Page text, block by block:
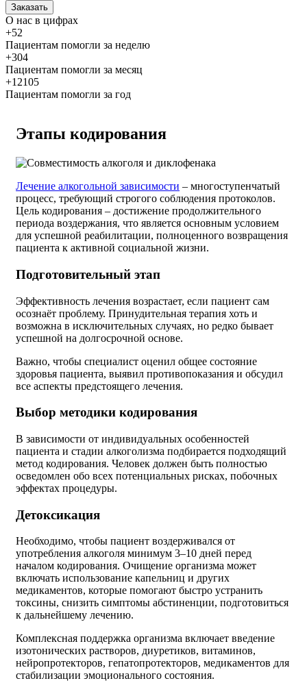
Заказать
О нас в цифрах
+52
Пациентам помогли за неделю
+304
Пациентам помогли за месяц
+12105
Пациентам помогли за год
Этапы кодирования
Лечение алкогольной зависимости – многоступенчатый
процесс, требующий строгого соблюдения протоколов.
Цель кодирования – достижение продолжительного
периода воздержания, что является основным условием
для успешной реабилитации, полноценного возвращения
пациента к активной социальной жизни.
Подготовительный этап
Эффективность лечения возрастает, если пациент сам
осознаёт проблему. Принудительная терапия хоть и
возможна в исключительных случаях, но редко бывает
успешной на долгосрочной основе.
Важно, чтобы специалист оценил общее состояние
здоровья пациента, выявил противопоказания и обсудил
все аспекты предстоящего лечения.
Выбор методики кодирования
В зависимости от индивидуальных особенностей
пациента и стадии алкоголизма подбирается подходящий
метод кодирования. Человек должен быть полностью
осведомлен обо всех потенциальных рисках, побочных
эффектах процедуры.
Детоксикация
Необходимо, чтобы пациент воздерживался от
употребления алкоголя минимум 3–10 дней перед
началом кодирования. Очищение организма может
включать использование капельниц и других
медикаментов, которые помогают быстро устранить
токсины, снизить симптомы абстиненции, подготовиться
к дальнейшему лечению.
Комплексная поддержка организма включает введение
изотонических растворов, диуретиков, витаминов,
нейропротекторов, гепатопротекторов, медикаментов для
стабилизации эмоционального состояния.